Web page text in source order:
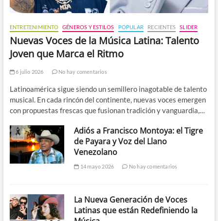
ENTRETENIMIENTO GÉNEROS Y ESTILOS POPULAR RECIENTES SLIDER
Nuevas Voces de la Música Latina: Talento
Joven que Marca el Ritmo
6 julio 2026 No hay comentarios
Latinoamérica sigue siendo un semillero inagotable de talento
musical. En cada rincón del continente, nuevas voces emergen
con propuestas frescas que fusionan tradición y vanguardia,…
Adiós a Francisco Montoya: el Tigre
de Payara y Voz del Llano
Venezolano
14 mayo 2026 No hay comentarios
La Nueva Generación de Voces
Latinas que están Redefiniendo la